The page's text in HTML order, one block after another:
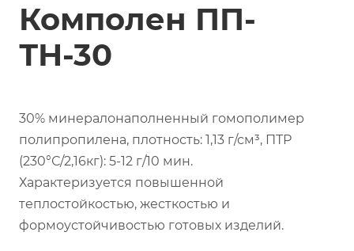
Комполен ПП-
ТН-30
30% минералонаполненный гомополимер
полипропилена, плотность: 1,13 г/см³, ПТР
(230°С/2,16кг): 5-12 г/10 мин.
Характеризуется повышенной
теплостойкостью, жесткостью и
формоустойчивостью готовых изделий.